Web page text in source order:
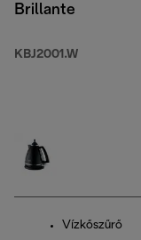
Brillante
KBJ2001.W
Vízkőszűrő